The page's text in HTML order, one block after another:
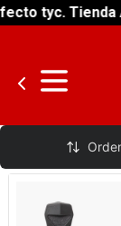
tyc.
Accesorios